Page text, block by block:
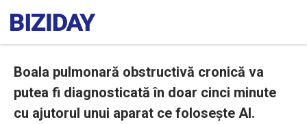
Boala pulmonară obstructivă cronică va
putea fi diagnosticată în doar cinci minute
cu ajutorul unui aparat ce folosește AI.